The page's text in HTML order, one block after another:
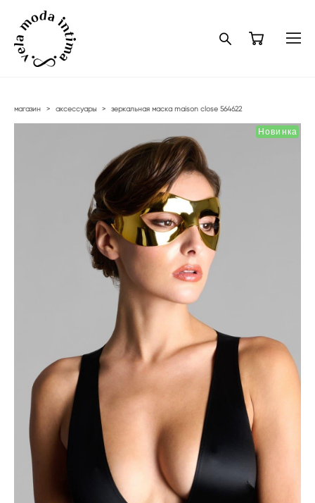
магазин > аксессуары > зеркальная маска maison close 564622
Новинка